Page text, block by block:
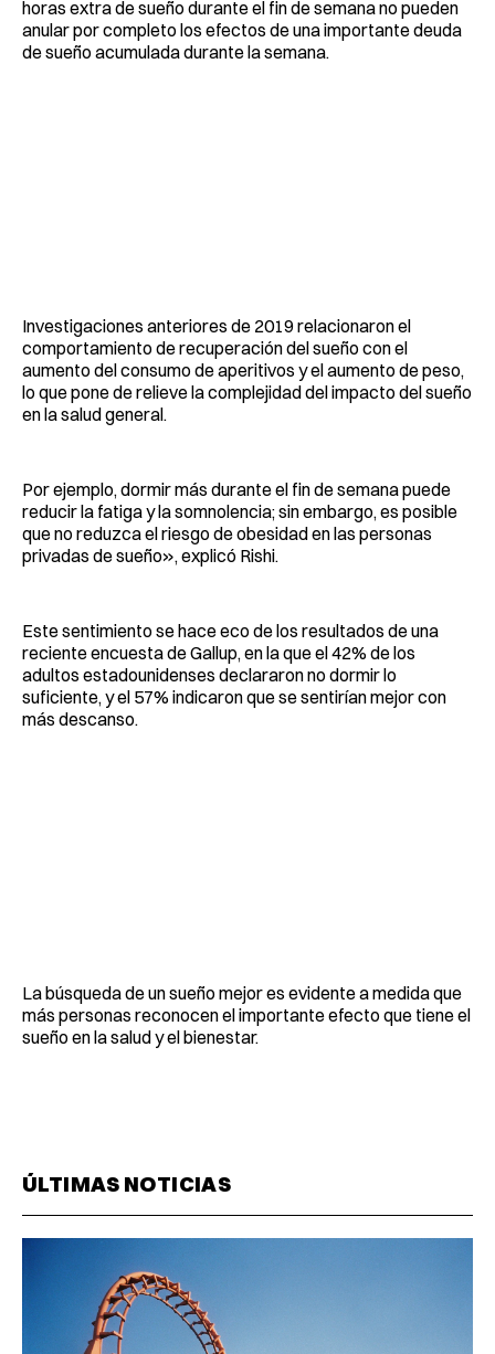
horas extra de sueño durante el fin de semana no pueden
anular por completo los efectos de una importante deuda
de sueño acumulada durante la semana.
Investigaciones anteriores de 2019 relacionaron el
comportamiento de recuperación del sueño con el
aumento del consumo de aperitivos y el aumento de peso,
lo que pone de relieve la complejidad del impacto del sueño
en la salud general.
Por ejemplo, dormir más durante el fin de semana puede
reducir la fatiga y la somnolencia; sin embargo, es posible
que no reduzca el riesgo de obesidad en las personas
privadas de sueño», explicó Rishi.
Este sentimiento se hace eco de los resultados de una
reciente encuesta de Gallup, en la que el 42% de los
adultos estadounidenses declararon no dormir lo
suficiente, y el 57% indicaron que se sentirían mejor con
más descanso.
La búsqueda de un sueño mejor es evidente a medida que
más personas reconocen el importante efecto que tiene el
sueño en la salud y el bienestar.
ÚLTIMAS NOTICIAS